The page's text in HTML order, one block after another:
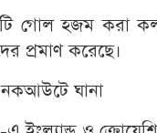
গোল হজম করা
প্রমাণ করেছে।
ঘানা